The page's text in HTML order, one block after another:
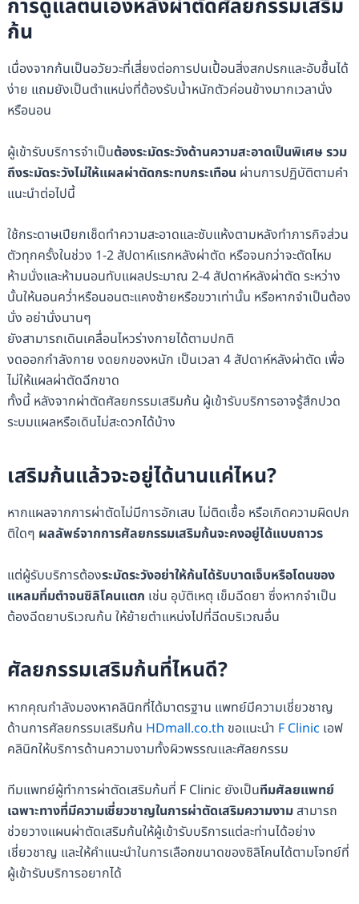
ก้น
เนื่องจากก้นเป็นอวัยวะที่เสี่ยงต่อการปนเปื้อนสิ่งสกปรกและอับชื้นได้
ง่าย แถมยังเป็นตำแหน่งที่ต้องรับน้ำหนักตัวค่อนข้างมากเวลานั่ง
หรือนอน
ผู้เข้ารับบริการจำเป็นต้องระมัดระวังด้านความสะอาดเป็นพิเศษ รวม
ถึงระมัดระวังไม่ให้แผลผ่าตัดกระทบกระเทือน ผ่านการปฏิบัติตามคำ
แนะนำต่อไปนี้
ใช้กระดาษเปียกเช็ดทำความสะอาดและซับแห้งตามหลังทำภารกิจส่วน
ตัวทุกครั้งในช่วง 1-2 สัปดาห์แรกหลังผ่าตัด หรือจนกว่าจะตัดไหม
ห้ามนั่งและห้ามนอนทับแผลประมาณ 2-4 สัปดาห์หลังผ่าตัด ระหว่าง
นั้นให้นอนคว่ำหรือนอนตะแคงซ้ายหรือขวาเท่านั้น หรือหากจำเป็นต้อง
นั่ง อย่านั่งนานๆ
ยังสามารถเดินเคลื่อนไหวร่างกายได้ตามปกติ
งดออกกำลังกาย งดยกของหนัก เป็นเวลา 4 สัปดาห์หลังผ่าตัด เพื่อ
ไม่ให้แผลผ่าตัดฉีกขาด
ทั้งนี้ หลังจากผ่าตัดศัลยกรรมเสริมก้น ผู้เข้ารับบริการอาจรู้สึกปวด
ระบมแผลหรือเดินไม่สะดวกได้บ้าง
เสริมก้นแล้วจะอยู่ได้นานแค่ไหน?
หากแผลจากการผ่าตัดไม่มีการอักเสบ ไม่ติดเชื้อ หรือเกิดความผิดปก
ติใดๆ ผลลัพธ์จากการศัลยกรรมเสริมก้นจะคงอยู่ได้แบบถาวร
แต่ผู้รับบริการต้องระมัดระวังอย่าให้ก้นได้รับบาดเจ็บหรือโดนของ
แหลมทิ่มตำจนซิลิโคนแตก เช่น อุบัติเหตุ เข็มฉีดยา ซึ่งหากจำเป็น
ต้องฉีดยาบริเวณก้น ให้ย้ายตำแหน่งไปที่ฉีดบริเวณอื่น
ศัลยกรรมเสริมก้นที่ไหนดี?
หากคุณกำลังมองหาคลินิกที่ได้มาตรฐาน แพทย์มีความเชี่ยวชาญ
ด้านการศัลยกรรมเสริมก้น HDmall.co.th ขอแนะนำ F Clinic เอฟ
คลินิกให้บริการด้านความงามทั้งผิวพรรณและศัลยกรรม
ทีมแพทย์ผู้ทำการผ่าตัดเสริมก้นที่ F Clinic ยังเป็นทีมศัลยแพทย์
เฉพาะทางที่มีความเชี่ยวชาญในการผ่าตัดเสริมความงามสามารถ
ช่วยวางแผนผ่าตัดเสริมก้นให้ผู้เข้ารับบริการแต่ละท่านได้อย่าง
เชี่ยวชาญ และให้คำแนะนำในการเลือกขนาดของซิลิโคนได้ตามโจทย์ที่
ผู้เข้ารับบริการอยากได้